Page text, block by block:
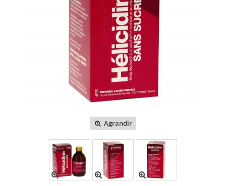
Agrandir